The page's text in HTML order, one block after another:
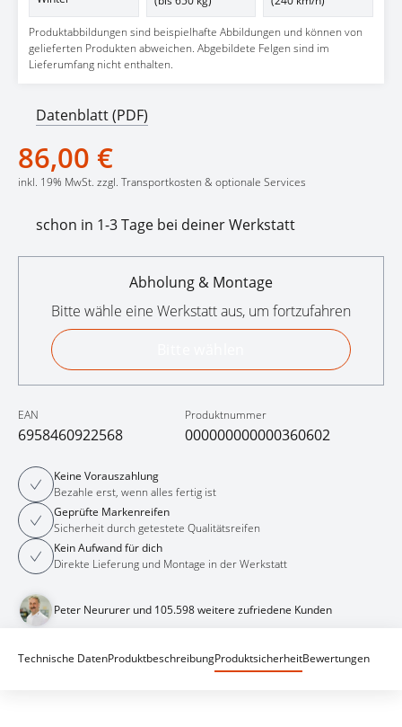
Produktabbildungen sind beispielhafte Abbildungen und können von
gelieferten Produkten abweichen. Abgebildete Felgen sind im
Lieferumfang nicht enthalten.
Datenblatt (PDF)
86,00 €
inkl. 19% MwSt. zzgl. Transportkosten & optionale Services
schon in 1-3 Tage bei deiner Werkstatt
Abholung & Montage
Bitte wähle eine Werkstatt aus, um fortzufahren
EAN
6958460922568
Produktnummer
000000000000360602
Keine Vorauszahlung
Bezahle erst, wenn alles fertig ist
Geprüfte Markenreifen
Sicherheit durch getestete Qualitätsreifen
Kein Aufwand für dich
Direkte Lieferung und Montage in der Werkstatt
Peter Neururer und 105.598 weitere zufriedene Kunden
Technische DatenProduktbeschreibungProduktsicherheitBewertungen